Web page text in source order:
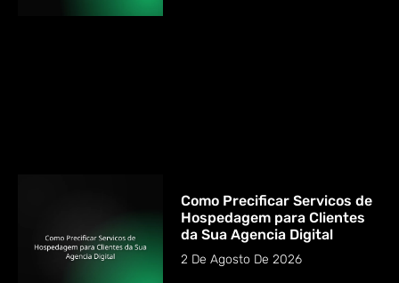
Como Precificar Servicos de
Hospedagem para Clientes
da Sua Agencia Digital
2 De Agosto De 2026